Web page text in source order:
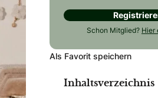
mit ihnen feiern möchtet.
Schon Mitglied? Hier
Als Favorit speichern
Inhaltsverzeichnis